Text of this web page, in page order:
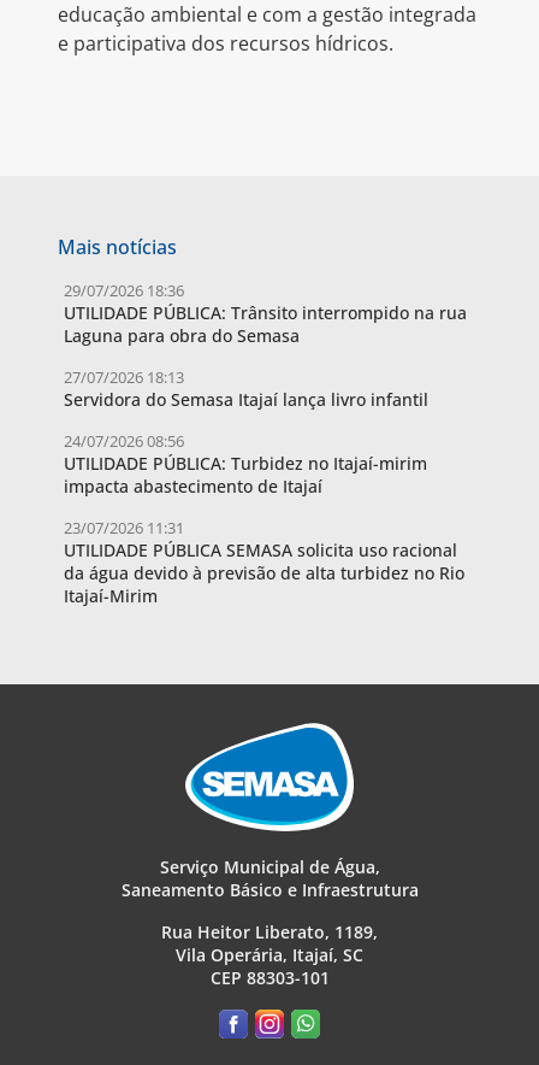
educação ambiental e com a gestão integrada
e participativa dos recursos hídricos.
Mais notícias
29/07/2026 18:36
UTILIDADE PÚBLICA: Trânsito interrompido na rua
Laguna para obra do Semasa
27/07/2026 18:13
Servidora do Semasa Itajaí lança livro infantil
24/07/2026 08:56
UTILIDADE PÚBLICA: Turbidez no Itajaí-mirim
impacta abastecimento de Itajaí
23/07/2026 11:31
UTILIDADE PÚBLICA SEMASA solicita uso racional
da água devido à previsão de alta turbidez no Rio
Itajaí-Mirim
Serviço Municipal de Água,
Saneamento Básico e Infraestrutura
Rua Heitor Liberato, 1189,
Vila Operária, Itajaí, SC
CEP 88303-101